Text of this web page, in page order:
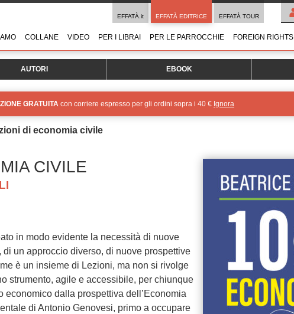
EFFATÀ.it EFFATÀ EDITRICE EFFATÀ TOUR
COLLANE VIDEO PER I LIBRAI PER LE PARROCCHIE FOREIGN RIGHTS
AUTORI EBOOK
GRATUITA con corriere espresso per gli ordini sopra i 40 € Ignora
di economia civile
CIVILE
in modo evidente la necessità di nuove
un approccio diverso, di nuove prospettive
è un insieme di Lezioni, ma non si rivolge
strumento, agile e accessibile, per chiunque
dalla prospettiva dell’Economia
di Antonio Genovesi, primo a occupare